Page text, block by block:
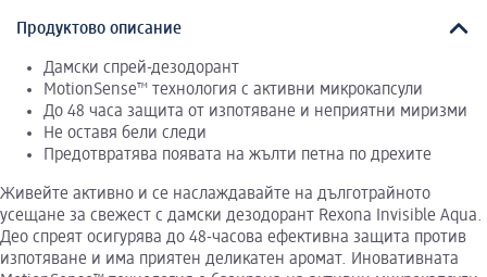
Продуктово описание
Дамски спрей-дезодорант
MotionSense™ технология с активни микрокапсули
До 48 часа защита от изпотяване и неприятни миризми
Не оставя бели следи
Предотвратява появата на жълти петна по дрехите
Живейте активно и се наслаждавайте на дълготрайното
усещане за свежест с дамски дезодорант Rexona Invisible Aqua.
Део спреят осигурява до 48-часова ефективна защита против
изпотяване и има приятен деликатен аромат. Иновативната